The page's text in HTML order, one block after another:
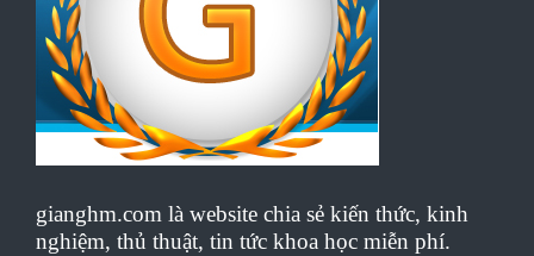
gianghm.com là website chia sẻ kiến thức, kinh
nghiệm, thủ thuật, tin tức khoa học miễn phí.